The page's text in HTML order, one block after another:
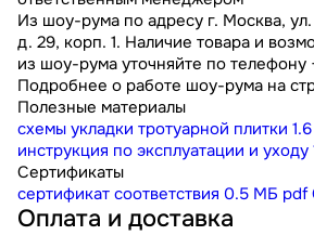
Из шоу-рума по адресу г. Москва,
д. 29, корп. 1. Наличие товара и
из шоу-рума уточняйте по
Подробнее о работе шоу-рума на
Полезные материалы
схемы укладки тротуарной плитки
инструкция по эксплуатации и уходу
Сертификаты
сертификат соответствия 0.5 МБ pdf
Оплата и доставка